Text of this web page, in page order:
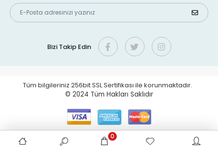
Bizi Takip Edin
Tüm bilgileriniz 256bit SSL Sertifikası ile korunmaktadır.
© 2024 Tüm Hakları Saklıdır
0